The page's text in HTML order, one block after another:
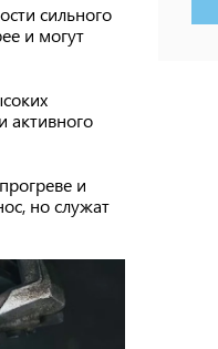
сильного
и могут
активного
и
но служат